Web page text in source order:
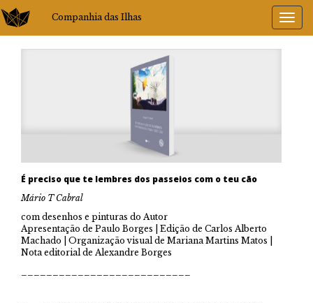
Companhia das Ilhas
É preciso que te lembres dos passeios com o teu cão
Mário T Cabral
com desenhos e pinturas do Autor
Apresentação de Paulo Borges | Edição de Carlos Alberto
Machado | Organização visual de Mariana Martins Matos |
Nota editorial de Alexandre Borges